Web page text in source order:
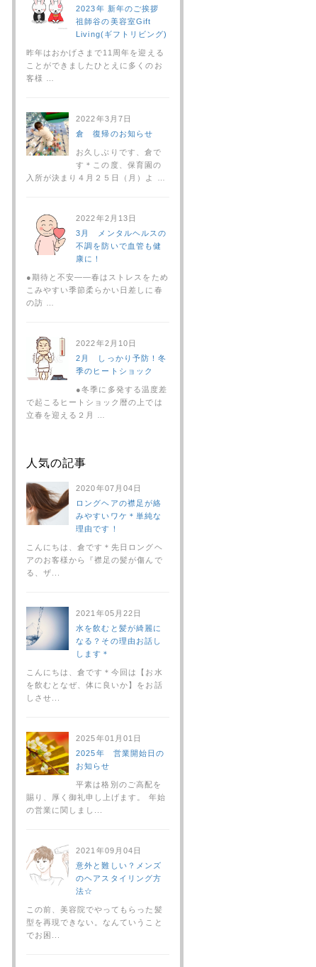
2023年 新年のご挨拶
祖師谷の美容室Gift
Living(ギフトリビング)
昨年はおかげさまで11周年を迎える
ことができましたひとえに多くのお
客様 …
2022年3月7日
倉 復帰のお知らせ
お久しぶりです、倉で
す＊この度、保育園の
入所が決まり４月２５日（月）よ …
2022年2月13日
3月 メンタルヘルスの
不調を防いで血管も健
康に！
●期待と不安――春はストレスをため
こみやすい季節柔らかい日差しに春
の訪 …
2022年2月10日
2月 しっかり予防！冬
季のヒートショック
●冬季に多発する温度差
で起こるヒートショック暦の上では
立春を迎える２月 …
人気の記事
2020年07月04日
ロングヘアの襟足が絡
みやすいワケ＊単純な
理由です！
こんにちは、倉です＊先日ロングヘ
アのお客様から『襟足の髪が傷んで
る、ザ...
2021年05月22日
水を飲むと髪が綺麗に
なる？その理由お話し
します＊
こんにちは、倉です＊今回は【お水
を飲むとなぜ、体に良いか】をお話
しさせ...
2025年01月01日
2025年 営業開始日の
お知らせ
平素は格別のご高配を
賜り、厚く御礼申し上げます。 年始
の営業に関しまし...
2021年09月04日
意外と難しい？メンズ
のヘアスタイリング方
法☆
この前、美容院でやってもらった髪
型を再現できない。なんていうこと
でお困...